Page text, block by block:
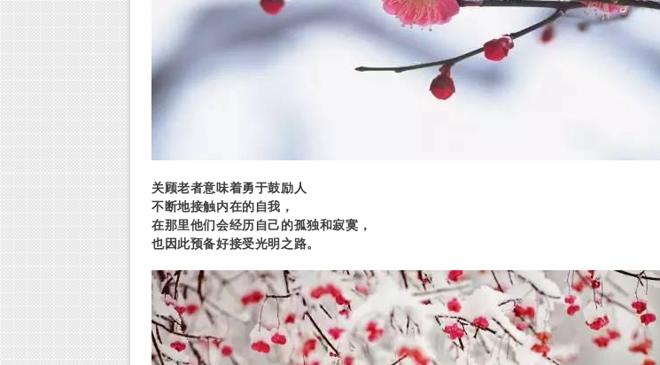
关顾老者意味着勇于鼓励人
不断地接触内在的自我，
在那里他们会经历自己的孤独和寂寞，
也因此预备好接受光明之路。